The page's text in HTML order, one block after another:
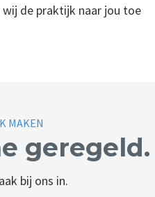
wij de praktijk naar jou toe
MAKEN
geregeld.
bij ons in.